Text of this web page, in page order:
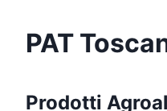
PAT
Prodotti